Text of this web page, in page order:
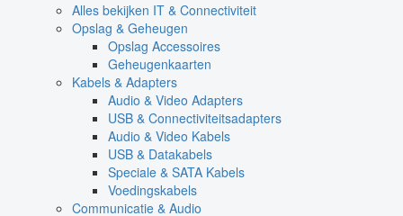
Alles bekijken IT & Connectiviteit
Opslag & Geheugen
Opslag Accessoires
Geheugenkaarten
Kabels & Adapters
Audio & Video Adapters
USB & Connectiviteitsadapters
Audio & Video Kabels
USB & Datakabels
Speciale & SATA Kabels
Voedingskabels
Communicatie & Audio